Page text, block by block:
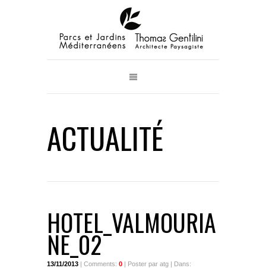
ACTUALITÉ
HOTEL_VALMOURIA
NE_02
13/11/2013 | Comments: 0 | Poster par atg | Dans: